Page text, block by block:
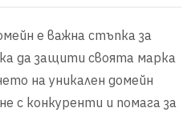
е важна стъпка за
да защити своята марка
на уникален домейн
с конкуренти и помага за